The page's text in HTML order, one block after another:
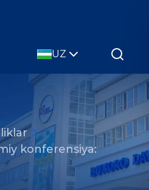
UZ
konferensiya: